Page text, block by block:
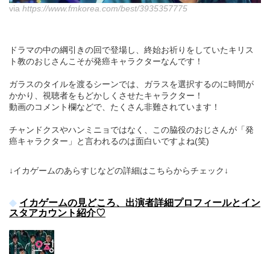
via https://www.fmkorea.com/best/3935357775
ドラマの中の綱引きの回で登場し、終始お祈りをしていたキリス
ト教のおじさんこそが発癌キャラクターなんです！
ガラスのタイルを渡るシーンでは、ガラスを選択するのに時間が
かかり、視聴者をもどかしくさせたキャラクター！
動画のコメント欄などで、たくさん非難されています！
チャンドクスやハンミニョではなく、この脇役のおじさんが「発
癌キャラクター」と言われるのは面白いですよね(笑)
↓イカゲームのあらすじなどの詳細はこちらからチェック↓
イカゲームの見どころ、出演者詳細プロフィールとイン
スタアカウント紹介♡